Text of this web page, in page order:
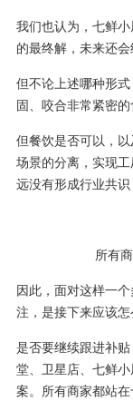
我们也认为，七鲜
的最终解，未来还会
但不论上述哪种形
固、咬合非常紧密
但餐饮是否可以，
场景的分离，实现
远没有形成行业共识
所有
因此，面对这样一
注，是接下来应该怎
是否要继续跟进补
堂、卫星店、七鲜
案。所有商家都站在